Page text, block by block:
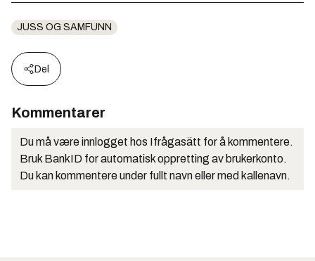
JUSS OG SAMFUNN
Del
Kommentarer
Du må være innlogget hos Ifrågasätt for å kommentere.
Bruk BankID for automatisk oppretting av brukerkonto.
Du kan kommentere under fullt navn eller med kallenavn.